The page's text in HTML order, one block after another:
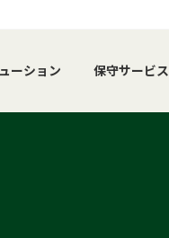
ーション 保守サービス